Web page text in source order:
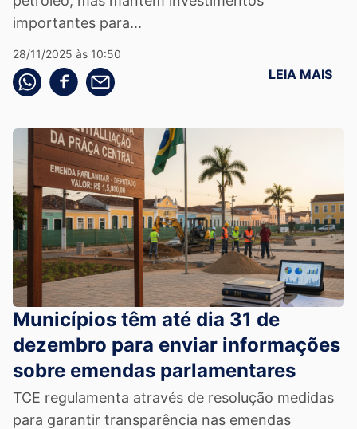
importantes para...
28/11/2025 às 10:50
Compartilhe pelo whatsapp
Compartilhar no facebook
Compartilhe pelo email LEIA MAIS
Municípios têm até dia 31 de
dezembro para enviar informações
sobre emendas parlamentares
TCE regulamenta através de resolução medidas
para garantir transparência nas emendas